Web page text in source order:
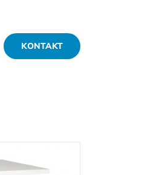
KONTAKT